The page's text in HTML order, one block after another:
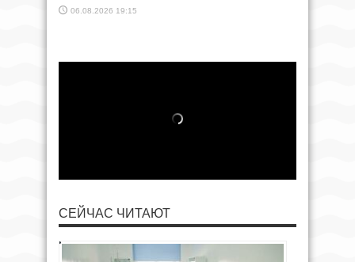
06.08.2026 19:15
СЕЙЧАС ЧИТАЮТ